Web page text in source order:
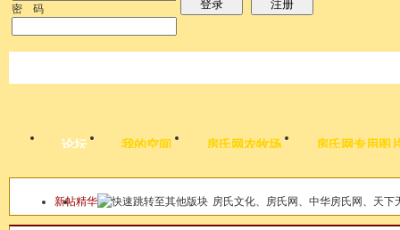
密 码 登录 注册
论坛 我的空间 房氏网农牧场 房氏网专用图
本版
新帖精华 房氏文化、房氏网、中华房氏网、天